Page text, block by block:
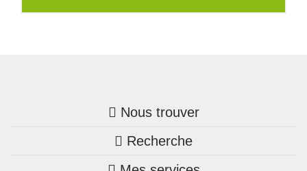
Nous trouver
Trouver une agence
Recherche